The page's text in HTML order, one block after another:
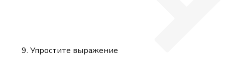
Упростите выражение